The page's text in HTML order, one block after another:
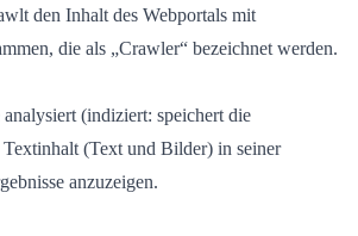
den Inhalt des Webportals mit
die als „Crawler“ bezeichnet werden.
(indiziert: speichert die
(Text und Bilder) in seiner
anzuzeigen.